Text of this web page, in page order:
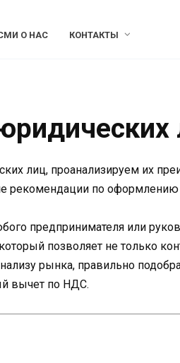
О НАС КОНТАКТЫ
лиц, проанализируем их
рекомендации по оформлению
предпринимателя или
позволяет не только
рынка, правильно
вычет по НДС.